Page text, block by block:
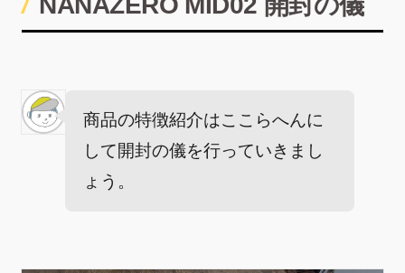
商品の特徴紹介はここらへんに
して開封の儀を行っていきまし
ょう。